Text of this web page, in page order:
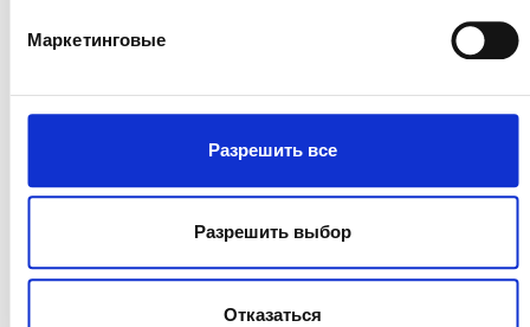
Маркетинговые
Разрешить все
Разрешить выбор
Отказаться
Gilofa style, чулки